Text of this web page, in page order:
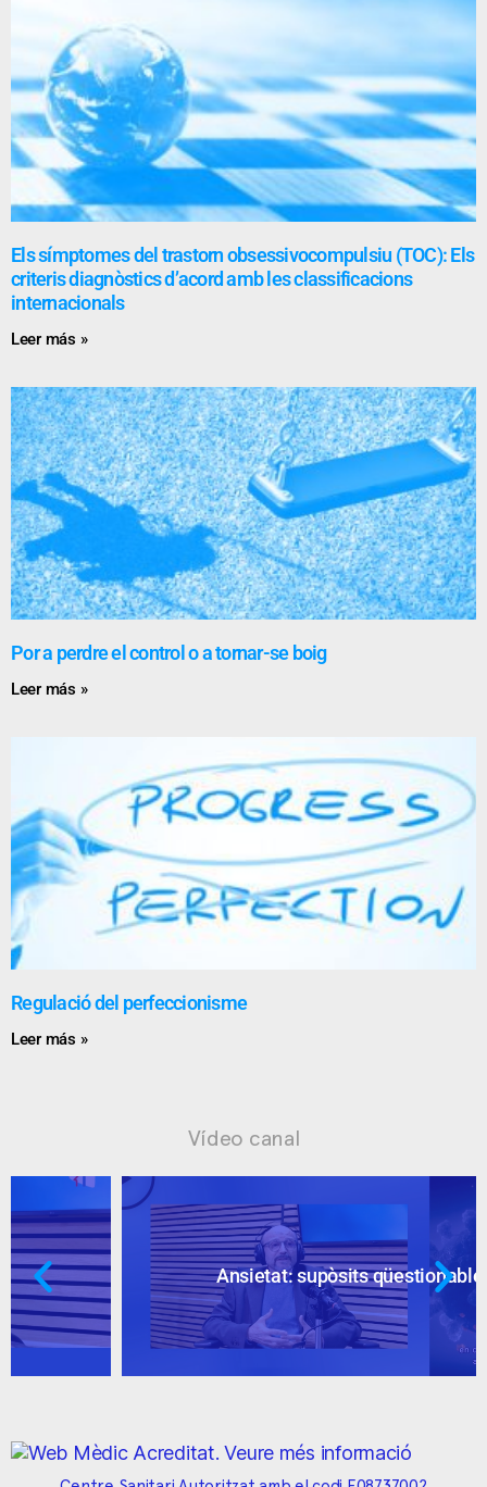
Els símptomes del trastorn obsessivocompulsiu (TOC): Els
criteris diagnòstics d’acord amb les classificacions
internacionals
Leer más »
Por a perdre el control o a tornar-se boig
Leer más »
Regulació del perfeccionisme
Leer más »
Vídeo canal
Ansietat: supòsits qüestionables